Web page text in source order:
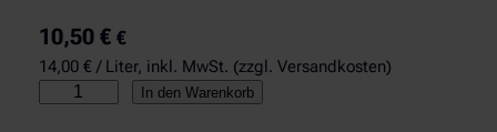
10,50 € €
14,00 € / Liter, inkl. MwSt. (zzgl. Versandkosten)
In den Warenkorb